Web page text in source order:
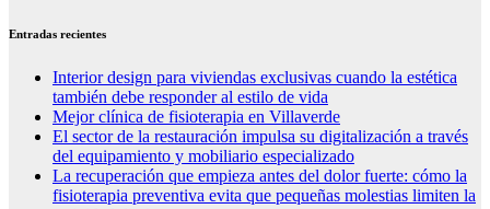
Entradas recientes
Interior design para viviendas exclusivas cuando la estética
también debe responder al estilo de vida
Mejor clínica de fisioterapia en Villaverde
El sector de la restauración impulsa su digitalización a través
del equipamiento y mobiliario especializado
La recuperación que empieza antes del dolor fuerte: cómo la
fisioterapia preventiva evita que pequeñas molestias limiten la